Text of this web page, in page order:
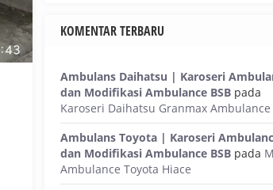
KOMENTAR TERBARU
Ambulans Daihatsu | Karoseri
dan Modifikasi Ambulance BSB pada
Karoseri Daihatsu Granmax Ambulance
Ambulans Toyota | Karoseri
dan Modifikasi Ambulance BSB pada
Ambulance Toyota Hiace